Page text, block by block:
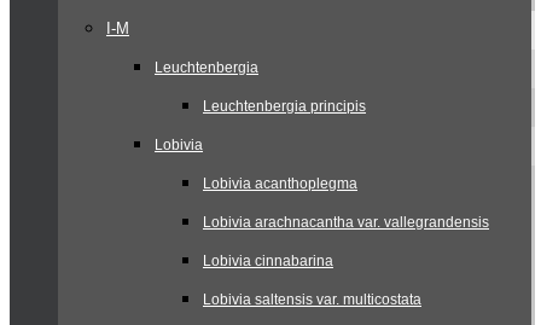
I-M
Leuchtenbergia
Leuchtenbergia principis
Lobivia
Lobivia acanthoplegma
Lobivia arachnacantha var. vallegrandensis
Lobivia cinnabarina
Lobivia saltensis var. multicostata